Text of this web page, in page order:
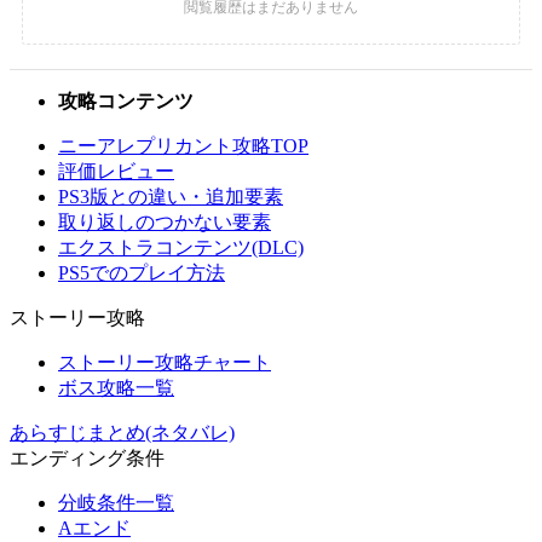
攻略コンテンツ
ニーアレプリカント攻略TOP
評価レビュー
PS3版との違い・追加要素
取り返しのつかない要素
エクストラコンテンツ(DLC)
PS5でのプレイ方法
ストーリー攻略
ストーリー攻略チャート
ボス攻略一覧
あらすじまとめ(ネタバレ)
エンディング条件
分岐条件一覧
Aエンド